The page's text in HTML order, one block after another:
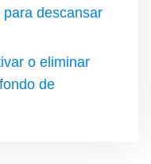
descansar
o eliminar
de